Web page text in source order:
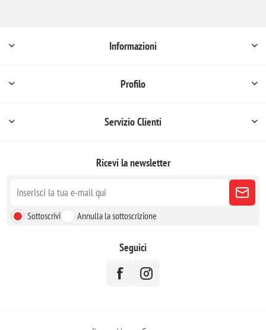
Informazioni
Profilo
Servizio Clienti
Ricevi la newsletter
Sottoscrivi Annulla la sottoscrizione
Seguici